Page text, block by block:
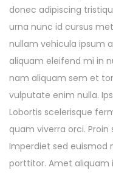
donec adipiscing
urna nunc id cursus
nullam vehicula ipsum
aliquam eleifend mi in
nam aliquam sem et
vulputate enim nulla.
Lobortis scelerisque
quam viverra orci.
Imperdiet sed euismod
porttitor. Amet aliquam